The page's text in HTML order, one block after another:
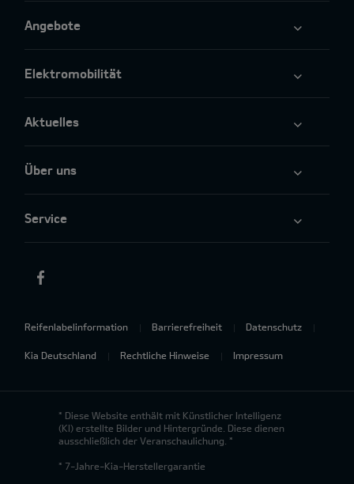
Angebote
Elektromobilität
Aktuelles
Über uns
Service
Reifenlabelinformation Barrierefreiheit Datenschutz
Kia Deutschland Rechtliche Hinweise Impressum
* Diese Website enthält mit Künstlicher Intelligenz
(KI) erstellte Bilder und Hintergründe. Diese dienen
ausschließlich der Veranschaulichung. *
* 7-Jahre-Kia-Herstellergarantie